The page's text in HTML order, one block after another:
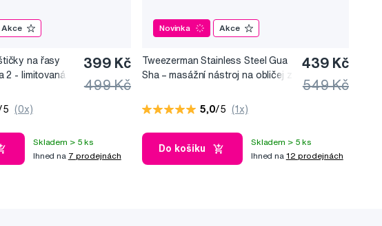
Akce
na řasy
2 - limitovaná
399 Kč
499 Kč
5 (0x)
Skladem > 5 ks
Ihned na 7 prodejnách
Novinka Akce
Tweezerman Stainless Steel Gua
Sha –⁠⁠⁠⁠⁠⁠ masážní nástroj na obličej z
439 Kč
549 Kč
5,0/5 (1x)
Do košíku
Skladem > 5 ks
Ihned na 12 prodejnách